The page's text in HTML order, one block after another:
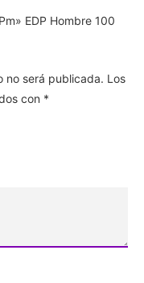
EDP Hombre 100
no será publicada. Los
con *